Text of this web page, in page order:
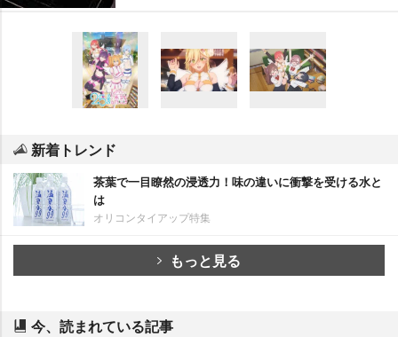
新着トレンド
茶葉で一目瞭然の浸透力！味の違いに衝撃を受ける水と
は
オリコンタイアップ特集
もっと見る
今、読まれている記事